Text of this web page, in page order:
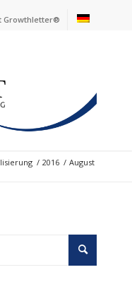
Growthletter®
/ 2016 / August